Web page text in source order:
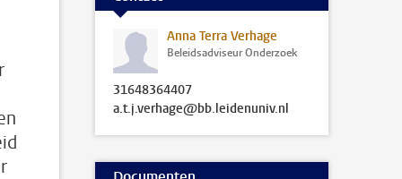
Anna Terra Verhage
Beleidsadviseur Onderzoek
31648364407
a.t.j.verhage@bb.leidenuniv.nl